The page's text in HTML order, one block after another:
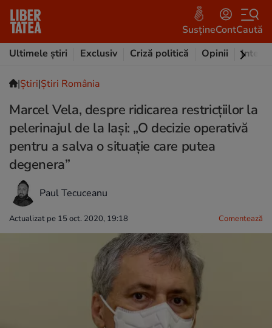
SusțineContCaută
Ultimele știri
Exclusiv Criză politică Opinii
|Ştiri|Știri România
Marcel Vela, despre ridicarea restricțiilor la
pelerinajul de la Iași: „O decizie operativă
pentru a salva o situație care putea
degenera”
Paul Tecuceanu
Actualizat pe 15 oct. 2020, 19:18 Comentează